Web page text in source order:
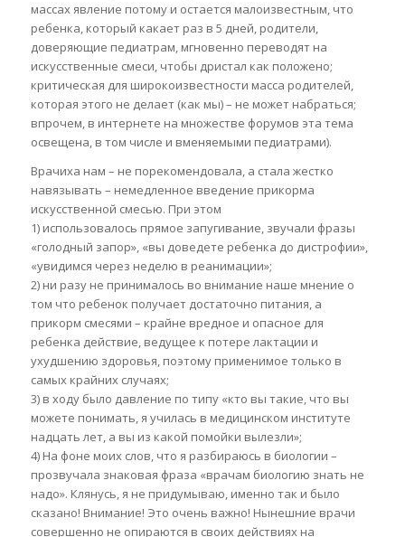
массах явление потому и остается малоизвестным, что
ребенка, который какает раз в 5 дней, родители,
доверяющие педиатрам, мгновенно переводят на
искусственные смеси, чтобы дристал как положено;
критическая для широкоизвестности масса родителей,
которая этого не делает (как мы) – не может набраться;
впрочем, в интернете на множестве форумов эта тема
освещена, в том числе и вменяемыми педиатрами).
Врачиха нам – не порекомендовала, а стала жестко
навязывать – немедленное введение прикорма
искусственной смесью. При этом
1) использовалось прямое запугивание, звучали фразы
«голодный запор», «вы доведете ребенка до дистрофии»,
«увидимся через неделю в реанимации»;
2) ни разу не принималось во внимание наше мнение о
том что ребенок получает достаточно питания, а
прикорм смесями – крайне вредное и опасное для
ребенка действие, ведущее к потере лактации и
ухудшению здоровья, поэтому применимое только в
самых крайних случаях;
3) в ходу было давление по типу «кто вы такие, что вы
можете понимать, я училась в медицинском институте
надцать лет, а вы из какой помойки вылезли»;
4) На фоне моих слов, что я разбираюсь в биологии –
прозвучала знаковая фраза «врачам биологию знать не
надо». Клянусь, я не придумываю, именно так и было
сказано! Внимание! Это очень важно! Нынешние врачи
совершенно не опираются в своих действиях на